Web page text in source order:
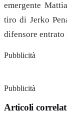
emergente
tiro di Jerko
difensore
Pubblicità
Pubblicità
Articoli